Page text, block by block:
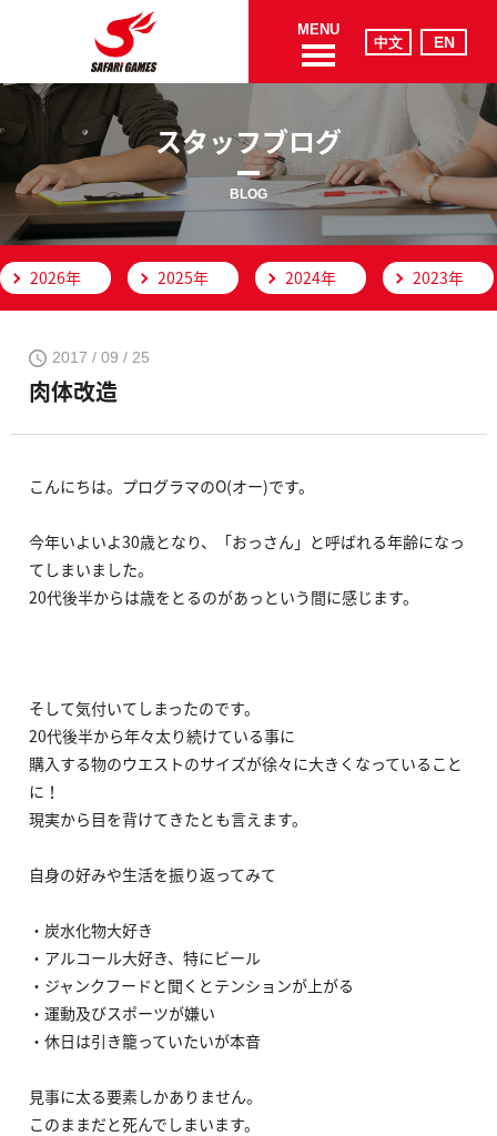
MENU
スタッフブログ
BLOG
2026年 2025年 2024年 2023年
2017 / 09 / 25
肉体改造
こんにちは。プログラマのO(オー)です。
今年いよいよ30歳となり、「おっさん」と呼ばれる年齢になっ
てしまいました。
20代後半からは歳をとるのがあっという間に感じます。
そして気付いてしまったのです。
20代後半から年々太り続けている事に
購入する物のウエストのサイズが徐々に大きくなっていること
に！
現実から目を背けてきたとも言えます。
自身の好みや生活を振り返ってみて
・炭水化物大好き
・アルコール大好き、特にビール
・ジャンクフードと聞くとテンションが上がる
・運動及びスポーツが嫌い
・休日は引き籠っていたいが本音
見事に太る要素しかありません。
このままだと死んでしまいます。